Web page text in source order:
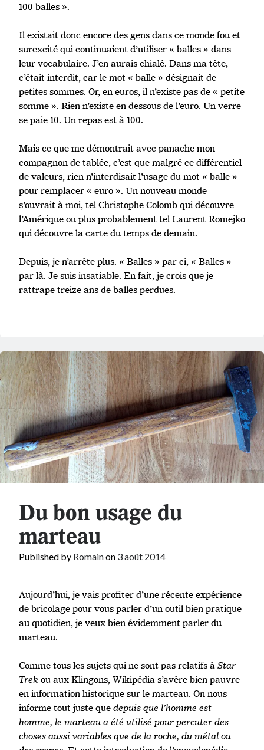
100 balles ».
Il existait donc encore des gens dans ce monde fou et
surexcité qui continuaient d’utiliser « balles » dans
leur vocabulaire. J’en aurais chialé. Dans ma tête,
c’était interdit, car le mot « balle » désignait de
petites sommes. Or, en euros, il n’existe pas de « petite
somme ». Rien n’existe en dessous de l’euro. Un verre
se paie 10. Un repas est à 100.
Mais ce que me démontrait avec panache mon
compagnon de tablée, c’est que malgré ce différentiel
de valeurs, rien n’interdisait l’usage du mot « balle »
pour remplacer « euro ». Un nouveau monde
s’ouvrait à moi, tel Christophe Colomb qui découvre
l’Amérique ou plus probablement tel Laurent Romejko
qui découvre la carte du temps de demain.
Depuis, je n’arrête plus. « Balles » par ci, « Balles »
par là. Je suis insatiable. En fait, je crois que je
rattrape treize ans de balles perdues.
Du bon usage du
marteau
Published by Romainon 3 août 2014
Aujourd’hui, je vais profiter d’une récente expérience
de bricolage pour vous parler d’un outil bien pratique
au quotidien, je veux bien évidemment parler du
marteau.
Comme tous les sujets qui ne sont pas relatifs àStar
Trekou aux Klingons, Wikipédia s’avère bien pauvre
en information historique sur le marteau. On nous
informe tout juste quedepuis que l’homme est
homme, le marteau a été utilisé pour percuter des
choses aussi variables que de la roche, du métal ou